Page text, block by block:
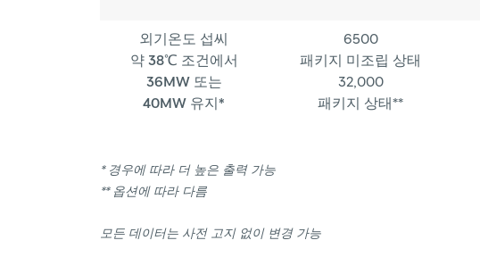
외기온도 섭씨
약 38℃ 조건에서
36MW 또는
40MW 유지*
6500
패키지 미조립 상태
32,000
패키지 상태**
* 경우에 따라 더 높은 출력가능
** 옵션에 따라다름
모든 데이터는 사전 고지 없이 변경가능